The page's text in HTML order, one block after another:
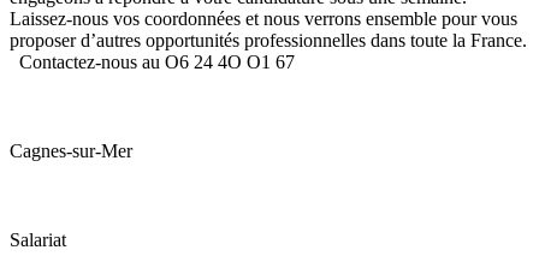
Laissez-nous vos coordonnées et nous verrons ensemble pour vous
proposer d’autres opportunités professionnelles dans toute la France.
Contactez-nous au O6 24 4O O1 67
Cagnes-sur-Mer
Salariat